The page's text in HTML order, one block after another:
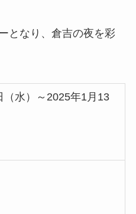
となり、倉吉の夜を彩
（水）～2025年1月13